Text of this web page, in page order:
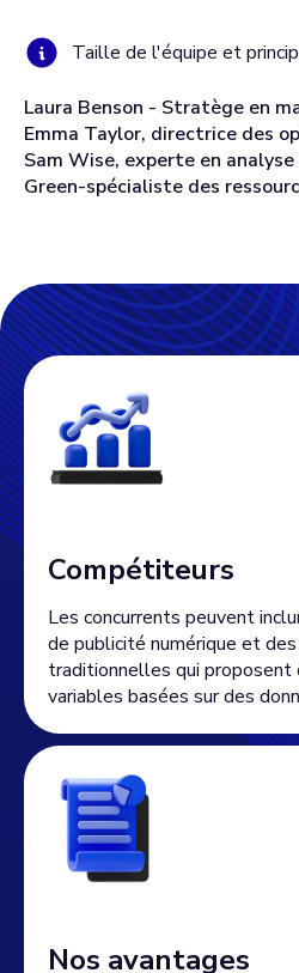
Taille de l'équipe et
Laura Benson - Stratège en
Emma Taylor, directrice des
Sam Wise, experte en
Green-spécialiste des
Compétiteurs
Les concurrents peuvent
de publicité numérique et
traditionnelles qui proposent
variables basées sur des
Nos avantages